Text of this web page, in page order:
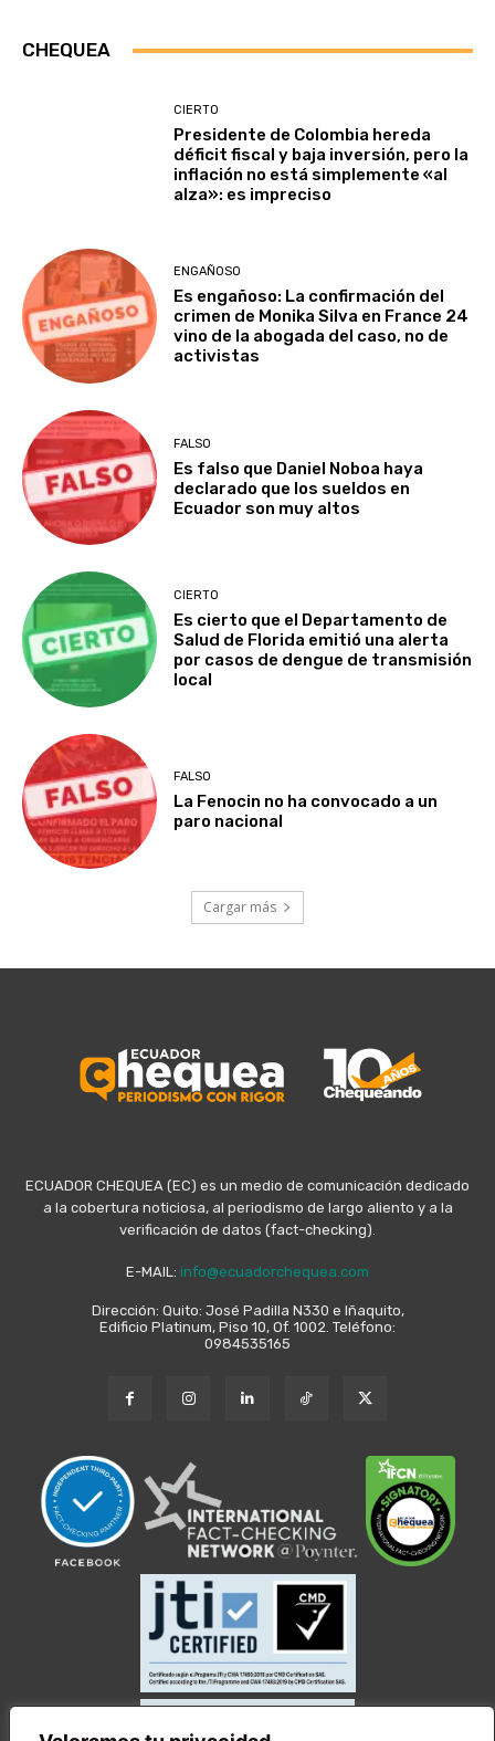
CHEQUEA
CIERTO
Presidente de Colombia hereda
déficit fiscal y baja inversión, pero la
inflación no está simplemente «al
alza»: es impreciso
ENGAÑOSO
Es engañoso: La confirmación del
crimen de Monika Silva en France 24
vino de la abogada del caso, no de
activistas
FALSO
Es falso que Daniel Noboa haya
declarado que los sueldos en
Ecuador son muy altos
CIERTO
Es cierto que el Departamento de
Salud de Florida emitió una alerta
por casos de dengue de transmisión
local
FALSO
La Fenocin no ha convocado a un
paro nacional
Cargar más
ECUADOR CHEQUEA (EC) es un medio de comunicación dedicado
a la cobertura noticiosa, al periodismo de largo aliento y a la
verificación de datos (fact-checking).
E-MAIL: info@ecuadorchequea.com
Dirección: Quito: José Padilla N330 e Iñaquito,
Edificio Platinum, Piso 10, Of. 1002. Teléfono:
0984535165